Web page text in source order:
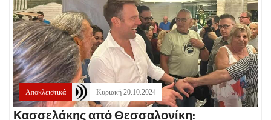
Αποκλειστικά Κυριακή 20.10.2024
Κασσελάκης από Θεσσαλονίκη: